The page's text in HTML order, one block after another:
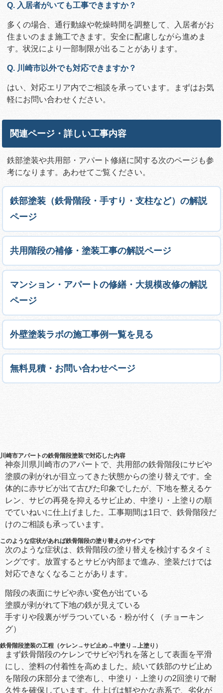
Q. 入居者がいても工事できますか？
多くの場合、通行動線や乾燥時間を調整して、入居者がお
住まいのまま施工できます。安全に配慮しながら進めま
す。状況により一部制限が出ることがあります。
Q. 川崎市以外でも対応できますか？
はい、対応エリア内でご相談を承っています。まずはお気
軽にお問い合わせください。
関連ページ・詳しい工事内容
鉄部塗装や共用部・アパート修繕に関する次のページも参
考になります。あわせてご覧ください。
鉄部塗装（鉄骨階段・手すり・支柱など）の解説
ページ
共用階段の補修・塗装工事の解説ページ
マンション・アパートの修繕・大規模改修の解説
ページ
外壁塗装ラボの施工事例一覧を見る
無料見積・お問い合わせページ
川崎市アパートの鉄骨階段塗装で対応した内容
神奈川県川崎市のアパートで、共用部の鉄骨階段にサビや
塗膜の剥がれが目立ってきた状態からの塗り替えです。全
体的に赤サビが出て古びた印象でしたが、下地を整えるケ
レン、サビの再発を抑えるサビ止め、中塗り・上塗りの順
でていねいに仕上げました。工事期間は1日で、鉄骨階段だ
けのご相談も承っています。
このような症状があれば鉄骨階段の塗り替えのサインです
次のような症状は、鉄骨階段の塗り替えを検討するタイミ
ングです。放置するとサビが内部まで進み、塗装だけでは
対応できなくなることがあります。
階段の表面にサビや赤い変色が出ている
塗膜が剥がれて下地の鉄が見えている
手すりや段裏がザラついている・粉が付く（チョーキン
グ）
鉄骨階段塗装の工程（ケレン→サビ止め→中塗り→上塗り）
まず鉄骨階段のケレンでサビや汚れを落として表面を平滑
にし、塗料の付着性を高めました。続いて鉄部のサビ止め
を階段の床部分まで塗布し、中塗り・上塗りの2回塗りで耐
久性を確保しています。仕上げは鮮やかな赤系で、劣化が